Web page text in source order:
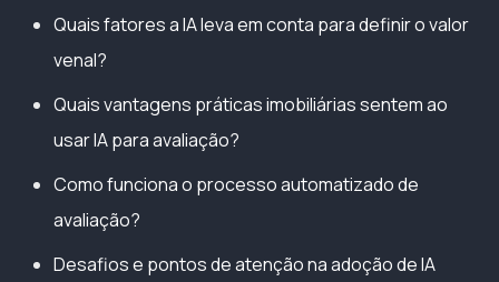
Quais fatores a IA leva em conta para definir o valor
venal?
Quais vantagens práticas imobiliárias sentem ao
usar IA para avaliação?
Como funciona o processo automatizado de
avaliação?
Desafios e pontos de atenção na adoção de IA